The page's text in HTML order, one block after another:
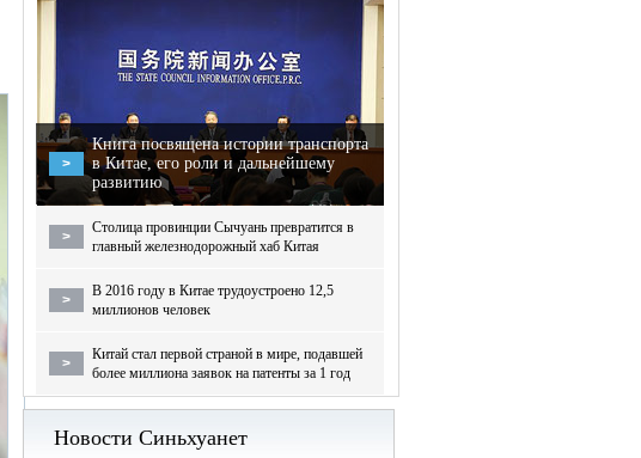
>
Книга посвящена истории транспорта
в Китае, его роли и дальнейшему
развитию
>
Столица провинции Сычуань превратится в
главный железнодорожный хаб Китая
>
В 2016 году в Китае трудоустроено 12,5
миллионов человек
>
Китай стал первой страной в мире, подавшей
более миллиона заявок на патенты за 1 год